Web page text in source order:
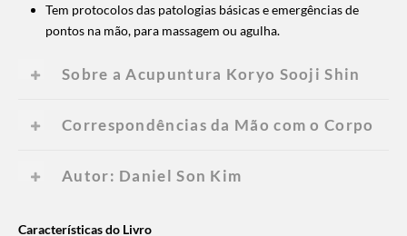
Tem protocolos das patologias básicas e emergências de
pontos na mão, para massagem ou agulha.
Sobre a Acupuntura Koryo Sooji Shin
Correspondências da Mão com o Corpo
Autor: Daniel Son Kim
Características do Livro